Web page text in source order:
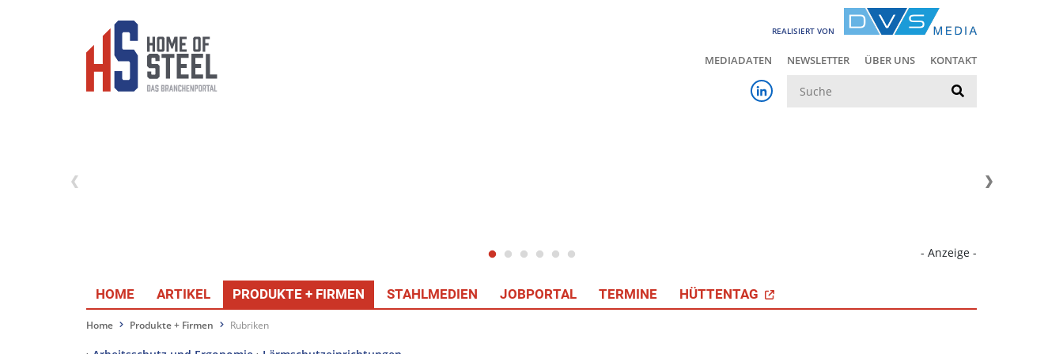
REALISIERT VON
MEDIADATEN NEWSLETTER ÜBER UNS KONTAKT
- Anzeige -
HOME ARTIKEL PRODUKTE + FIRMEN STAHLMEDIEN JOBPORTAL TERMINE HÜTTENTAG
Home Produkte + Firmen Rubriken